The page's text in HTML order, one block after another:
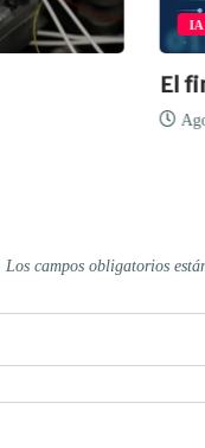
IA
El
Los campos obligatorios